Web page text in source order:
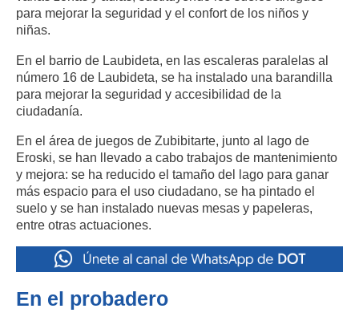
para mejorar la seguridad y el confort de los niños y
niñas.
En el barrio de Laubideta, en las escaleras paralelas al
número 16 de Laubideta, se ha instalado una barandilla
para mejorar la seguridad y accesibilidad de la
ciudadanía.
En el área de juegos de Zubibitarte, junto al lago de
Eroski, se han llevado a cabo trabajos de mantenimiento
y mejora: se ha reducido el tamaño del lago para ganar
más espacio para el uso ciudadano, se ha pintado el
suelo y se han instalado nuevas mesas y papeleras,
entre otras actuaciones.
En el probadero